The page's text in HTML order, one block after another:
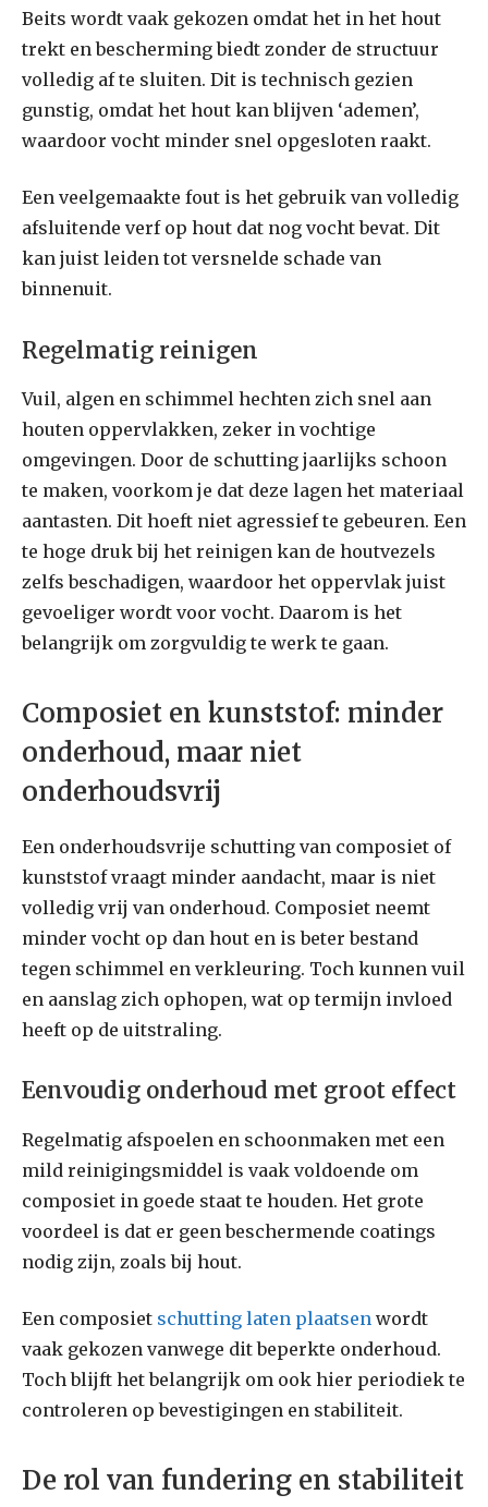
Beits wordt vaak gekozen omdat het in het hout
trekt en bescherming biedt zonder de structuur
volledig af te sluiten. Dit is technisch gezien
gunstig, omdat het hout kan blijven ‘ademen’,
waardoor vocht minder snel opgesloten raakt.
Een veelgemaakte fout is het gebruik van volledig
afsluitende verf op hout dat nog vocht bevat. Dit
kan juist leiden tot versnelde schade van
binnenuit.
Regelmatig reinigen
Vuil, algen en schimmel hechten zich snel aan
houten oppervlakken, zeker in vochtige
omgevingen. Door de schutting jaarlijks schoon
te maken, voorkom je dat deze lagen het materiaal
aantasten. Dit hoeft niet agressief te gebeuren. Een
te hoge druk bij het reinigen kan de houtvezels
zelfs beschadigen, waardoor het oppervlak juist
gevoeliger wordt voor vocht. Daarom is het
belangrijk om zorgvuldig te werk te gaan.
Composiet en kunststof: minder
onderhoud, maar niet
onderhoudsvrij
Een onderhoudsvrije schutting van composiet of
kunststof vraagt minder aandacht, maar is niet
volledig vrij van onderhoud. Composiet neemt
minder vocht op dan hout en is beter bestand
tegen schimmel en verkleuring. Toch kunnen vuil
en aanslag zich ophopen, wat op termijn invloed
heeft op de uitstraling.
Eenvoudig onderhoud met groot effect
Regelmatig afspoelen en schoonmaken met een
mild reinigingsmiddel is vaak voldoende om
composiet in goede staat te houden. Het grote
voordeel is dat er geen beschermende coatings
nodig zijn, zoals bij hout.
Een composiet schutting laten plaatsen wordt
vaak gekozen vanwege dit beperkte onderhoud.
Toch blijft het belangrijk om ook hier periodiek te
controleren op bevestigingen en stabiliteit.
De rol van fundering en stabiliteit